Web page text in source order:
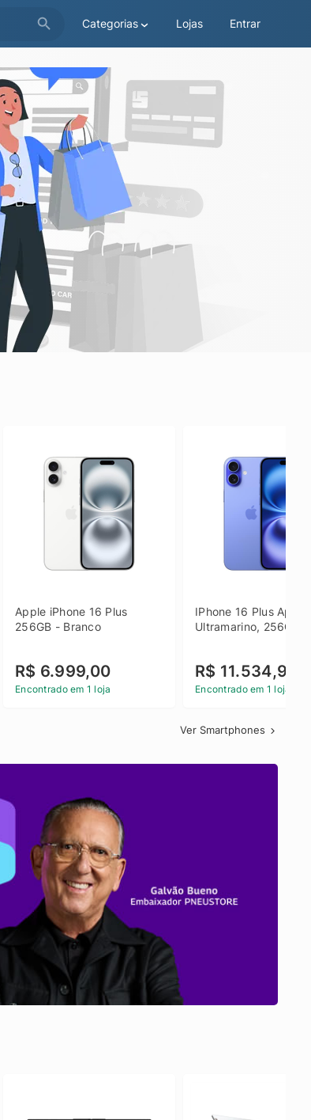
Categorias Lojas Entrar
Apple iPhone 16 Plus
256GB - Branco
R$ 6.999,00
Encontrado em 1 loja
IPhone 16 Plus Apple
Ultramarino, 256GB
R$ 11.534,90
Encontrado em 1 loja
Ver Smartphones